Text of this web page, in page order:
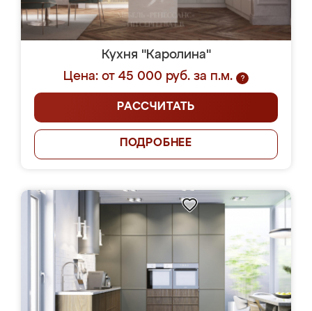
Кухня "Каролина"
Цена: от 45 000 руб. за п.м.
?
РАССЧИТАТЬ
ПОДРОБНЕЕ